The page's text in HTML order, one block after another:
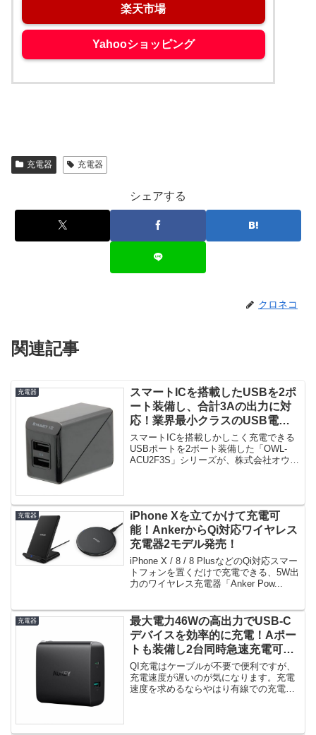
楽天市場
Yahooショッピング
充電器 充電器
シェアする
クロネコ
関連記事
充電器
スマートICを搭載したUSBを2ポ
ート装備し、合計3Aの出力に対
応！業界最小クラスのUSB電源
アダプタ「OWL-ACU2F3S」発
売！
スマートICを搭載しかしこく充電できる
USBポートを2ポート装備した「OWL-
ACU2F3S」シリーズが、株式会社オウル
充電器
iPhone Xを立てかけて充電可
能！AnkerからQi対応ワイヤレス
充電器2モデル発売！
iPhone X / 8 / 8 PlusなどのQi対応スマー
トフォンを置くだけで充電できる、5W出
力のワイヤレス充電器「Anker Pow...
充電器
最大電力46Wの高出力でUSB-C
デバイスを効率的に充電！Aポー
トも装備し2台同時急速充電可能
なUSB-C PD対応ACアダプタ
「PA-Y10」発売！
QI充電はケーブルが不要で便利ですが、
充電速度が遅いのが気になります。充電
速度を求めるならやはり有線での充電が